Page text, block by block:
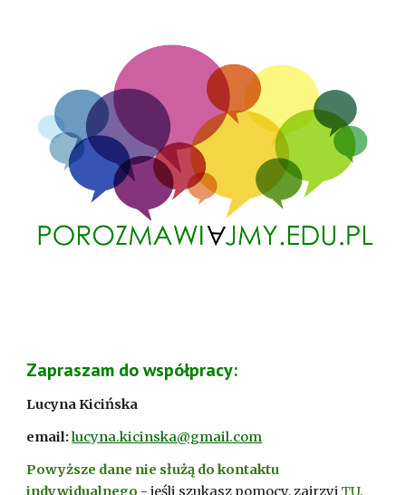
Zapraszam do współpracy:
Lucyna Kicińska
email:lucyna.kicinska@gmail.com
Powyższe dane nie służą do kontaktu
indywidualnego - jeśli szukasz pomocy, zajrzyj TU.